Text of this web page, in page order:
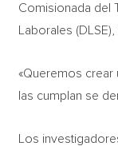
Comisionada del
Laborales
«Queremos crear
las cumplan se
Los